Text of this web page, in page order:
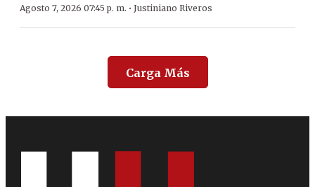
Agosto 7, 2026 07:45 p. m. · Justiniano Riveros
Carga Más